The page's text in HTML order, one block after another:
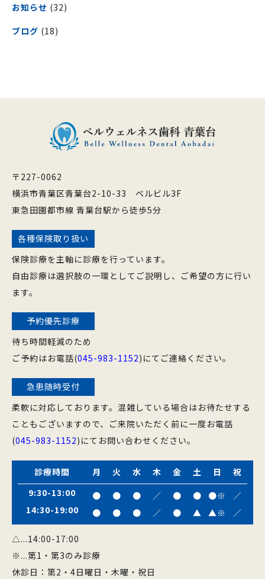
お知らせ (32)
ブログ (18)
〒227-0062
横浜市青葉区青葉台2-10-33 ベルビル3F
東急田園都市線 青葉台駅から徒歩5分
各種保険取り扱い
保険診療を主軸に診療を行っています。
自由診療は選択肢の一環としてご説明し、ご希望の方に行い
ます。
予約優先診療
待ち時間軽減のため
ご予約はお電話(045-983-1152)にてご連絡ください。
急患随時受付
柔軟に対応しております。混雑している場合はお待たせする
こともございますので、ご来院いただく前に一度お電話
(045-983-1152)にてお問い合わせください。
診療時間 月 火 水 木 金 土 日
祝
9:30-13:00
● ● ● ／ ● ● ●※
／
14:30-19:00
● ● ● ／ ● ▲ ▲※ ／
△...14:00-17:00
※...第1・第3のみ診療
休診日：第2・4日曜日・木曜・祝日